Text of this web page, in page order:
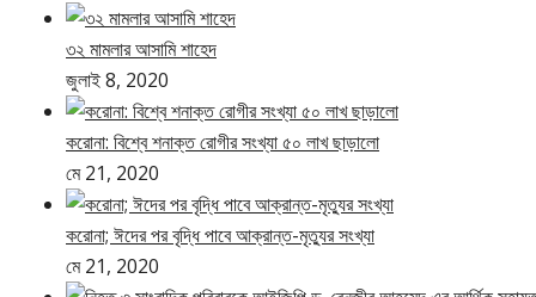
৩২ মামলার আসামি শাহেদ
জুলাই 8, 2020
করোনা: বিশ্বে শনাক্ত রোগীর সংখ্যা ৫০ লাখ ছাড়ালো
মে 21, 2020
করোনা; ঈদের পর বৃদ্ধি পাবে আক্রান্ত-মৃত্যুর সংখ্যা
মে 21, 2020